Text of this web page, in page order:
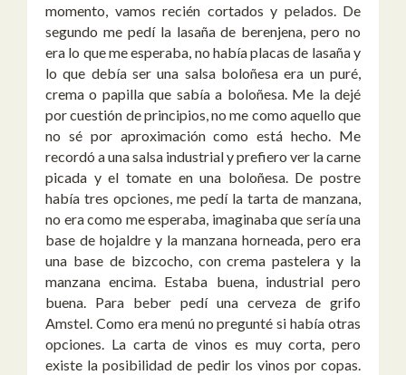
momento, vamos recién cortados y pelados. De
segundo me pedí la lasaña de berenjena, pero no
era lo que me esperaba, no había placas de lasaña y
lo que debía ser una salsa boloñesa era un puré,
crema o papilla que sabía a boloñesa. Me la dejé
por cuestión de principios, no me como aquello que
no sé por aproximación como está hecho. Me
recordó a una salsa industrial y prefiero ver la carne
picada y el tomate en una boloñesa. De postre
había tres opciones, me pedí la tarta de manzana,
no era como me esperaba, imaginaba que sería una
base de hojaldre y la manzana horneada, pero era
una base de bizcocho, con crema pastelera y la
manzana encima. Estaba buena, industrial pero
buena. Para beber pedí una cerveza de grifo
Amstel. Como era menú no pregunté si había otras
opciones. La carta de vinos es muy corta, pero
existe la posibilidad de pedir los vinos por copas.